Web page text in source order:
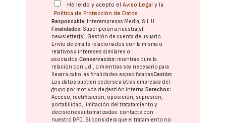
He leído y acepto elAviso Legal y la
Política de Protección de Datos
Responsable: Interempresas Media, S.L.U.
Finalidades: Suscripción a nuestra(s)
newsletter(s). Gestión de cuenta de usuario.
Envío de emails relacionados con la misma o
relativos a intereses similares o
asociados.Conservación: mientras dure la
relación con Ud., o mientras sea necesario para
llevar a cabo las finalidades especificadasCesión:
Los datos pueden cederse a otras empresas del
grupo por motivos de gestión interna.Derechos:
Acceso, rectificación, oposición, supresión,
portabilidad, limitación del tratatamiento y
decisiones automatizadas: contacte con
nuestro DPD . Si considera que el tratamiento no